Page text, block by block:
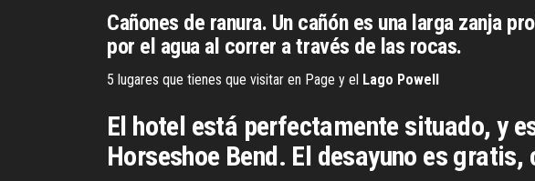
Cañones de ranura. Un cañón es una larga zanja
por el agua al correr a través de las rocas.
5 lugares que tienes que visitar en Page y el Lago Powell
El hotel está perfectamente situado, y
Horseshoe Bend. El desayuno es